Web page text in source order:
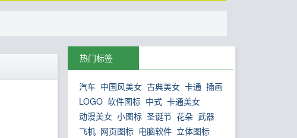
热门标签
汽车 中国风美女 古典美女 卡通 插画
LOGO 软件图标 中式 卡通美女
动漫美女 小图标 圣诞节 花朵 武器
飞机 网页图标 电脑软件 立体图标